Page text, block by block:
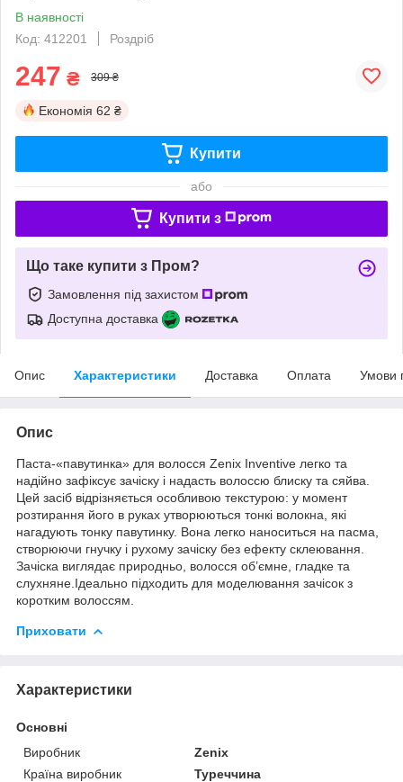
В наявності
Код: 412201
Роздріб
247 ₴ 309 ₴
Економія 62 ₴
Купити
або
Купити з
Що таке купити з Пром?
Замовлення під захистом
Доступна доставка
Опис Характеристики Доставка Оплата Умови
Опис
Паста-«павутинка» для волосся Zenix Inventive легко та
надійно зафіксує зачіску і надасть волоссю блиску та сяйва.
Цей засіб відрізняється особливою текстурою: у момент
розтирання його в руках утворюються тонкі волокна, які
нагадують тонку павутинку. Вона легко наноситься на пасма,
створюючи гнучку і рухому зачіску без ефекту склеювання.
Зачіска виглядає природньо, волосся об’ємне, гладке та
слухняне.Ідеально підходить для моделювання зачісок з
коротким волоссям.
Приховати
Характеристики
Основні
Виробник
Zenix
Країна виробник
Туреччина